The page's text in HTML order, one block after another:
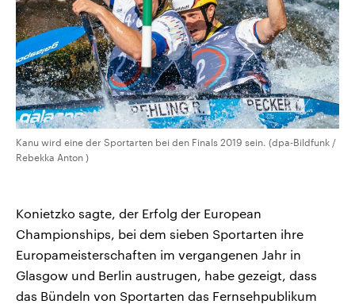
Kanu wird eine der Sportarten bei den Finals 2019 sein. (dpa-Bildfunk /
Rebekka Anton )
Konietzko sagte, der Erfolg der European
Championships, bei dem sieben Sportarten ihre
Europameisterschaften im vergangenen Jahr in
Glasgow und Berlin austrugen, habe gezeigt, dass
das Bündeln von Sportarten das Fernsehpublikum